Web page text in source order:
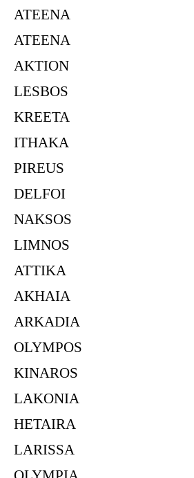
ATEENA
ATEENA
AKTION
LESBOS
KREETA
ITHAKA
PIREUS
DELFOI
NAKSOS
LIMNOS
ATTIKA
AKHAIA
ARKADIA
OLYMPOS
KINAROS
LAKONIA
HETAIRA
LARISSA